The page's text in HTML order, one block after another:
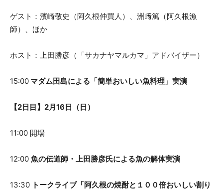
ゲスト：濱崎敬史（阿久根仲買人）、洲﨑篤（阿久根漁
師）、ほか
ホスト：上田勝彦（「サカナヤマルカマ」アドバイザー）
15:00 マダム田島による「簡単おいしい魚料理」実演
【2日目】2月16日（日）
11:00 開場
12:00 魚の伝道師・上田勝彦氏による魚の解体実演
13:30 トークライブ「阿久根の焼酎と１００倍おいしい割り